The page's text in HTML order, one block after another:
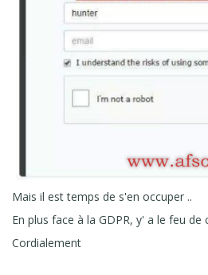
Mais il est temps de s'en occuper ..
En plus face à la GDPR, y' a le feu de
Cordialement